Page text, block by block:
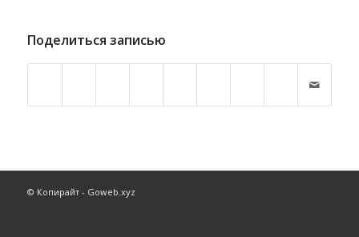
Поделиться записью
© Копирайт - Goweb.xyz